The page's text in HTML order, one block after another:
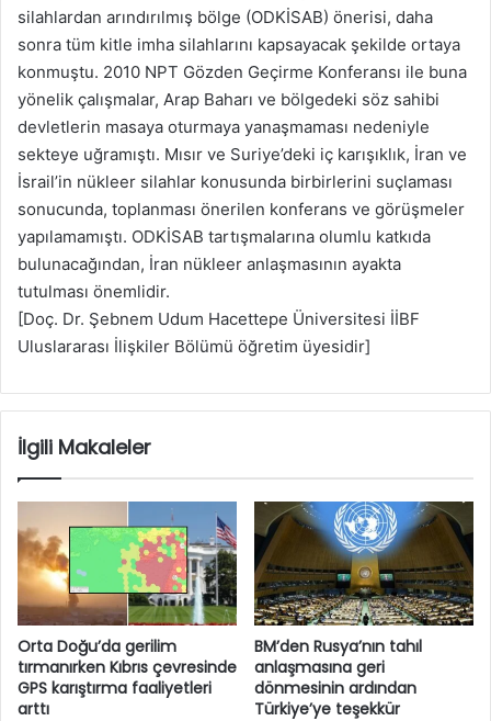
silahlardan arındırılmış bölge (ODKİSAB) önerisi, daha
sonra tüm kitle imha silahlarını kapsayacak şekilde ortaya
konmuştu. 2010 NPT Gözden Geçirme Konferansı ile buna
yönelik çalışmalar, Arap Baharı ve bölgedeki söz sahibi
devletlerin masaya oturmaya yanaşmaması nedeniyle
sekteye uğramıştı. Mısır ve Suriye’deki iç karışıklık, İran ve
İsrail’in nükleer silahlar konusunda birbirlerini suçlaması
sonucunda, toplanması önerilen konferans ve görüşmeler
yapılamamıştı. ODKİSAB tartışmalarına olumlu katkıda
bulunacağından, İran nükleer anlaşmasının ayakta
tutulması önemlidir.
[Doç. Dr. Şebnem Udum Hacettepe Üniversitesi İİBF
Uluslararası İlişkiler Bölümü öğretim üyesidir]
İlgili Makaleler
Orta Doğu’da gerilim
tırmanırken Kıbrıs çevresinde
GPS karıştırma faaliyetleri
arttı
BM’den Rusya’nın tahıl
anlaşmasına geri
dönmesinin ardından
Türkiye’ye teşekkür